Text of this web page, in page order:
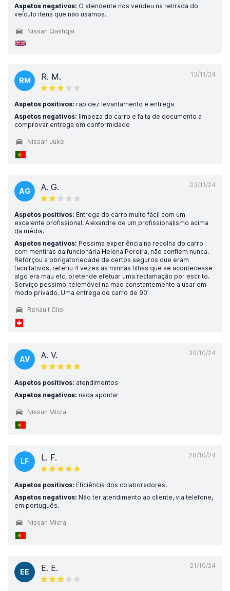
Aspetos negativos: O atendente nos vendeu na retirada do
veículo itens que não usamos.
Nissan Qashqai
13/11/24
RM R. M.
Aspetos positivos: rapidez levantamento e entrega
Aspetos negativos: limpeza do carro e falta de documento a
comprovar entrega em conformidade
Nissan Juke
03/11/24
AG A. G.
Aspetos positivos: Entrega do carro muito fácil com um
excelente profissional. Alexandre de um profissionalismo acima
da média.
Aspetos negativos: Pessima experiência na recolha do carro
com mentiras da funcionária Helena Pereira, não confiem nunca.
Reforçou a obrigatoriedade de certos seguros que eram
facultativos, referiu 4 vezes as minhas filhas que se acontecesse
algo era mau etc, pretende efetuar uma reclamação por escrito.
Serviço pessimo, telemóvel na mao constantemente a usar em
modo privado. Uma entrega de carro de 90’
Renault Clio
30/10/24
AV A. V.
Aspetos positivos: atendimentos
Aspetos negativos: nada apontar
Nissan Micra
28/10/24
LF L. F.
Aspetos positivos: Eficiência dos colaboradores.
Aspetos negativos: Não ter atendimento ao cliente, via telefone,
em português.
Nissan Micra
21/10/24
EE E. E.